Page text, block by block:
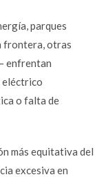
parques
frontera, otras
enfrentan
eléctrico
o falta de
más equitativa del
excesiva en